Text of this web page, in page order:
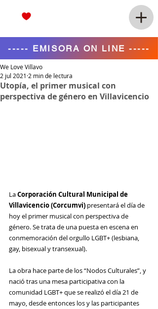
----- EMISORA ON LINE -----
Utopía, el primer musical con
perspectiva de género en Villavicencio
We Love Villavo
2 jul 2021 2 min de lectura
La Corporación Cultural Municipal de
Villavicencio (Corcumvi) presentará el día de
hoy el primer musical con perspectiva de
género. Se trata de una puesta en escena en
conmemoración del orgullo LGBT+ (lesbiana,
gay, bisexual y transexual).
La obra hace parte de los “Nodos Culturales”, y
nació tras una mesa participativa con la
comunidad LGBT+ que se realizó el día 21 de
mayo, desde entonces los y las participantes